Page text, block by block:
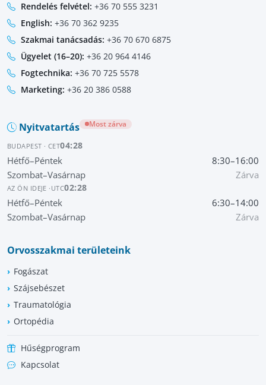
Rendelés felvétel: +36 70 555 3231
English: +36 70 362 9235
Szakmai tanácsadás: +36 70 670 6875
Ügyelet (16–20): +36 20 964 4146
Fogtechnika: +36 70 725 5578
Marketing: +36 20 386 0588
Nyitvatartás Most zárva
BUDAPEST · CET04:28
Hétfő–Péntek
8:30–16:00
Szombat–Vasárnap
Zárva
AZ ÖN IDEJE · UTC02:28
Hétfő–Péntek
6:30–14:00
Szombat–Vasárnap
Zárva
Orvosszakmai területeink
Fogászat
Szájsebészet
Traumatológia
Ortopédia
Hűségprogram
Kapcsolat